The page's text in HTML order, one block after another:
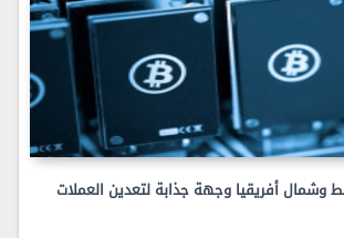
وشمال أفريقيا وجهة جذابة لتعدين العملات